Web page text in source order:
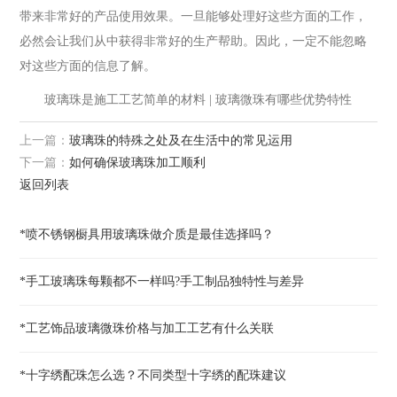
带来非常好的产品使用效果。一旦能够处理好这些方面的工作，
必然会让我们从中获得非常好的生产帮助。因此，一定不能忽略
对这些方面的信息了解。
玻璃珠是施工工艺简单的材料 | 玻璃微珠有哪些优势特性
上一篇：玻璃珠的特殊之处及在生活中的常见运用
返回列表
下一篇：如何确保玻璃珠加工顺利
*喷不锈钢橱具用玻璃珠做介质是最佳选择吗？
*手工玻璃珠每颗都不一样吗?手工制品独特性与差异
*工艺饰品玻璃微珠价格与加工工艺有什么关联
*十字绣配珠怎么选？不同类型十字绣的配珠建议